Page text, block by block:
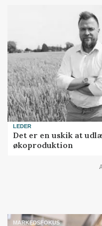
LEDER
Det er en uskik at
økoproduktion
MARKEDSFOKUS